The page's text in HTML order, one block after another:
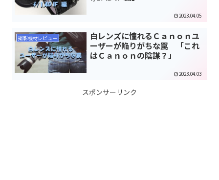
2023.04.05
撮影機材レビュー
白レンズに憧れるＣａｎｏｎユ
ーザーが陥りがちな罠 「これ
はＣａｎｏｎの陰謀？」
2023.04.03
スポンサーリンク